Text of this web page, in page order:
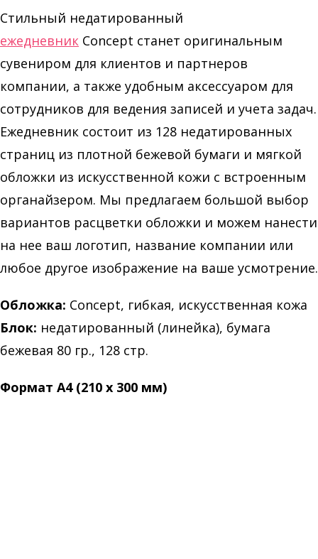
Стильный недатированный
ежедневник Concept станет оригинальным
сувениром для клиентов и партнеров
компании, а также удобным аксессуаром для
сотрудников для ведения записей и учета задач.
Ежедневник состоит из 128 недатированных
страниц из плотной бежевой бумаги и мягкой
обложки из искусственной кожи с встроенным
органайзером. Мы предлагаем большой выбор
вариантов расцветки обложки и можем нанести
на нее ваш логотип, название компании или
любое другое изображение на ваше усмотрение.
Обложка: Concept, гибкая, искусственная кожа
Блок: недатированный (линейка), бумага
бежевая 80 гр., 128 стр.
Формат А4 (210 х 300 мм)